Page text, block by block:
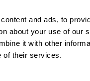
and ads, to
about your use of our
it with other
of their services.
Caos
Gara di
Tennis